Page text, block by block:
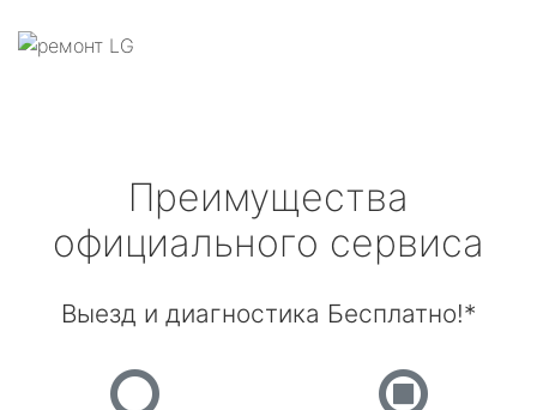
Преимущества
официального сервиса
Выезд и диагностика Бесплатно!*